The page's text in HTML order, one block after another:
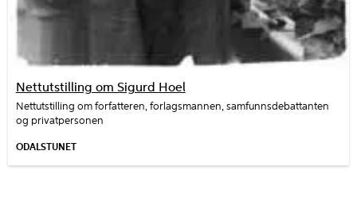
Nettutstilling om Sigurd Hoel
Nettutstilling om forfatteren, forlagsmannen, samfunnsdebattanten
og privatpersonen
ODALSTUNET